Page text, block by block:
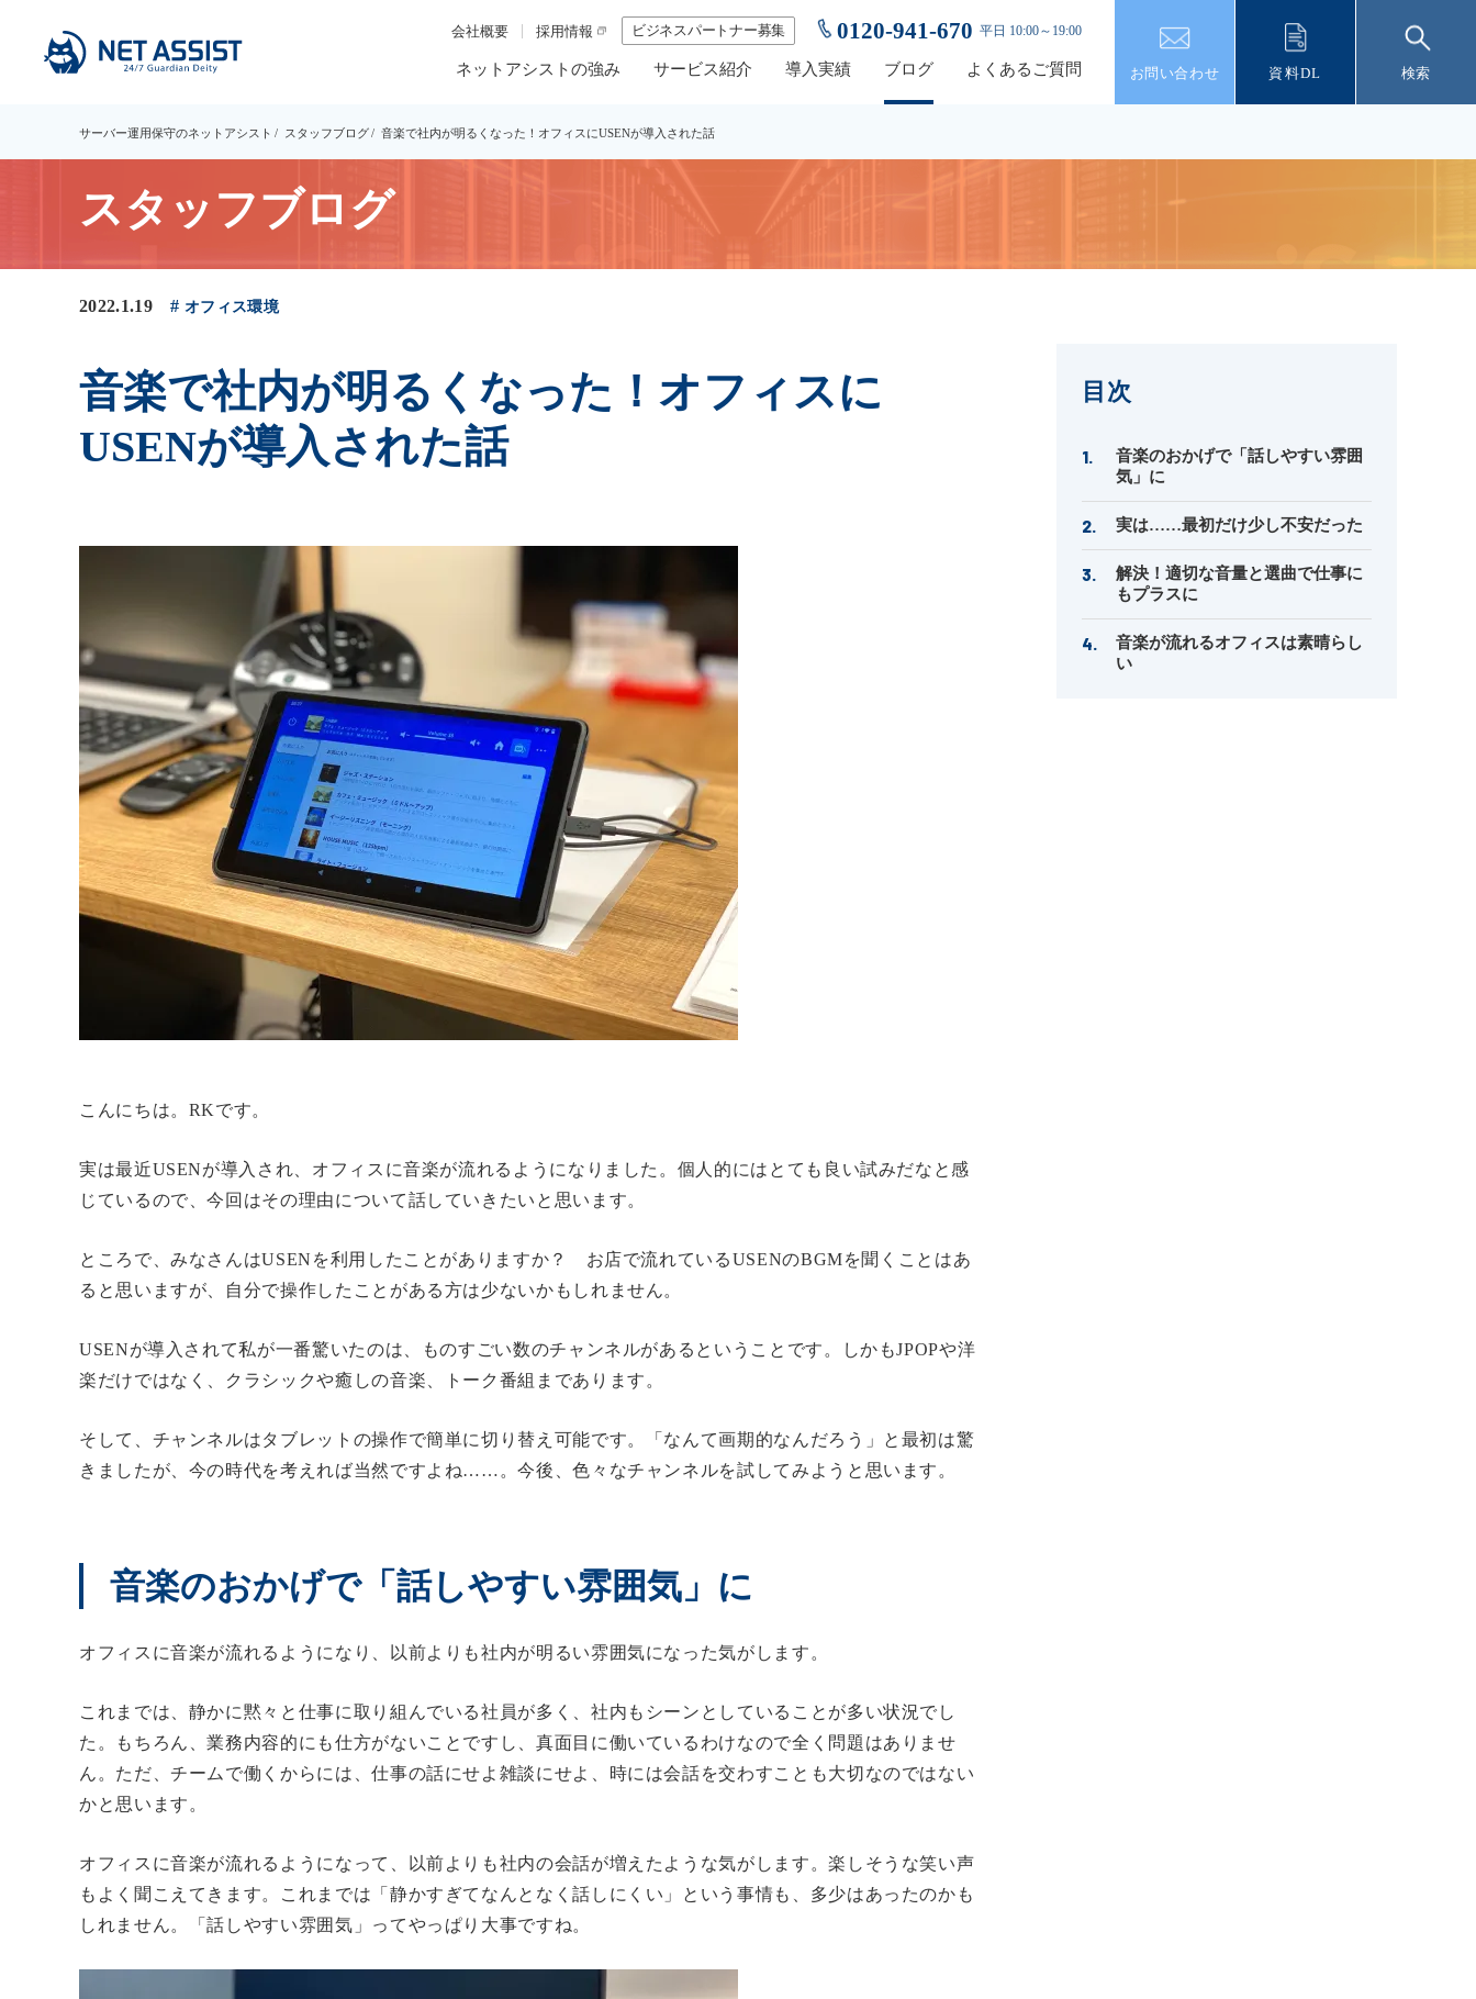
ネットアシストの強み サービス紹介 導入実績 ブログ よくあるご質問
会社概要 採用情報 ビジネスパートナー募集 0120-941-670 平日 10:00～19:00
お問い合わせ 資料DL 検索
サーバー運用保守のネットアシスト スタッフブログ 音楽で社内が明るくなった！オフィスにUSENが導入された話
スタッフブログ
2022.1.19 オフィス環境
音楽で社内が明るくなった！オフィスに
USENが導入された話
こんにちは。RKです。
実は最近USENが導入され、オフィスに音楽が流れるようになりました。個人的にはとても良い試みだなと感
じているので、今回はその理由について話していきたいと思います。
ところで、みなさんはUSENを利用したことがありますか？ お店で流れているUSENのBGMを聞くことはあ
ると思いますが、自分で操作したことがある方は少ないかもしれません。
USENが導入されて私が一番驚いたのは、ものすごい数のチャンネルがあるということです。しかもJPOPや洋
楽だけではなく、クラシックや癒しの音楽、トーク番組まであります。
そして、チャンネルはタブレットの操作で簡単に切り替え可能です。「なんて画期的なんだろう」と最初は驚
きましたが、今の時代を考えれば当然ですよね……。今後、色々なチャンネルを試してみようと思います。
目次
音楽のおかげで「話しやすい雰囲
気」に
実は……最初だけ少し不安だった
解決！適切な音量と選曲で仕事に
もプラスに
音楽が流れるオフィスは素晴らし
い
音楽のおかげで「話しやすい雰囲気」に
オフィスに音楽が流れるようになり、以前よりも社内が明るい雰囲気になった気がします。
これまでは、静かに黙々と仕事に取り組んでいる社員が多く、社内もシーンとしていることが多い状況でし
た。もちろん、業務内容的にも仕方がないことですし、真面目に働いているわけなので全く問題はありませ
ん。ただ、チームで働くからには、仕事の話にせよ雑談にせよ、時には会話を交わすことも大切なのではない
かと思います。
オフィスに音楽が流れるようになって、以前よりも社内の会話が増えたような気がします。楽しそうな笑い声
もよく聞こえてきます。これまでは「静かすぎてなんとなく話しにくい」という事情も、多少はあったのかも
しれません。「話しやすい雰囲気」ってやっぱり大事ですね。